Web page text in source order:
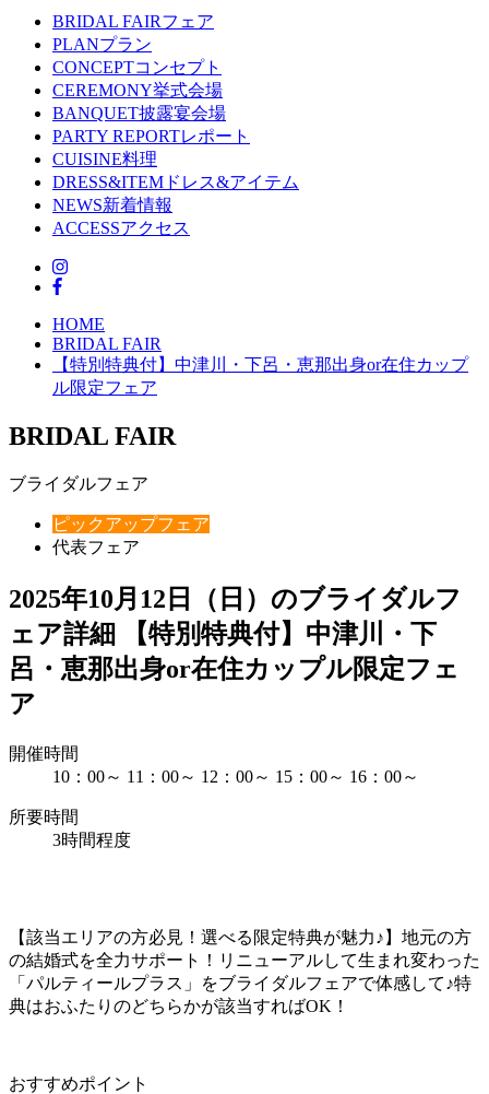
BRIDAL FAIRフェア
PLANプラン
CONCEPTコンセプト
CEREMONY挙式会場
BANQUET披露宴会場
PARTY REPORTレポート
CUISINE料理
DRESS&ITEM ドレス&アイテム
NEWS新着情報
ACCESSアクセス
HOME
BRIDAL FAIR
【特別特典付】中津川・下呂・恵那出身or在住カップ
ル限定フェア
BRIDAL FAIR
ブライダルフェア
ピックアップフェア
代表フェア
2025年10月12日（日）のブライダルフ
ェア詳細
【特別特典付】中津川・下
呂・恵那出身or在住カップル限定フェ
ア
開催時間
10：00～ 11：00～ 12：00～ 15：00～ 16：00～
所要時間
3時間程度
【該当エリアの方必見！選べる限定特典が魅力♪】地元の方
の結婚式を全力サポート！リニューアルして生まれ変わった
「パルティールプラス」をブライダルフェアで体感して♪特
典はおふたりのどちらかが該当すればOK！
おすすめポイント